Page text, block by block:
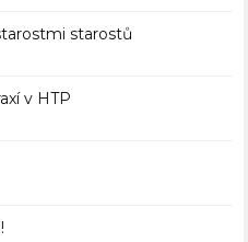
starostů
v HTP